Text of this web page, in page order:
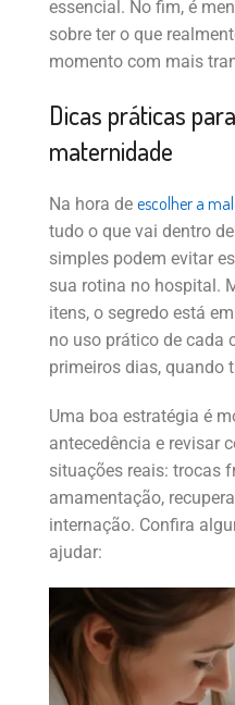
essencial. No fim, é
sobre ter o que
momento com mais
Dicas práticas
maternidade
Na hora de escolher a
tudo o que vai dentro
simples podem evitar
sua rotina no hospital.
itens, o segredo está
no uso prático de cada
primeiros dias, quando
Uma boa estratégia é
antecedência e revisar
situações reais: trocas
amamentação,
internação. Confira
ajudar: